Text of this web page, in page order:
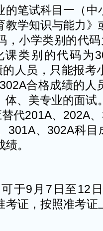
的笔试科目一（
教学知识与能力》
，小学类别的代
类别的代码为
人员，只能报考
合格成绩的人
体、美专业的面试
代201A、202A
301A、302A科
。
于9月7日至12
考证，按照准考证